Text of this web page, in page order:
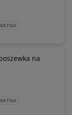
na